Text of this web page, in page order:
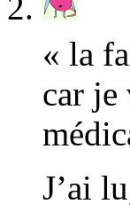
« la
car je
J’ai